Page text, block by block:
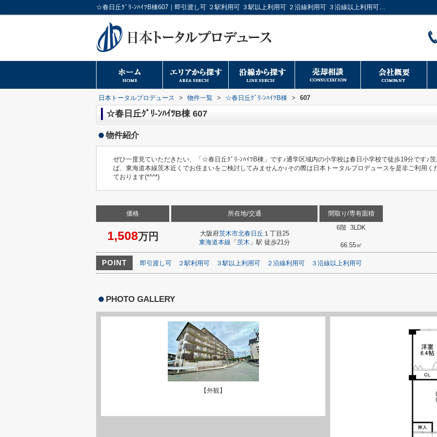
☆春日丘ｸﾞﾘ-ﾝﾊｲﾂB棟607｜即引渡し可 ２駅利用可 ３駅以上利用可 ２沿線利用可 ３沿線以上利用可｜大阪市のマンションや戸建てなどの不動産情報は日本トータルプロデュースへ
日本トータルプロデュース > 物件一覧 > ☆春日丘ｸﾞﾘ-ﾝﾊｲﾂB棟 > 607
☆春日丘ｸﾞﾘ-ﾝﾊｲﾂB棟 607
物件紹介
ぜひ一度見ていただきたい、「☆春日丘ｸﾞﾘ-ﾝﾊｲﾂB棟」です♪通学区域内の小学校は春日小学校で徒歩19分です♪
ば、東海道本線茨木近くでお住まいをご検討してみませんか♪その際は日本トータルプロデュースを是非ご利用
ております(*^^*)
価格
1,508万円
所在地/交通
大阪府茨木市北春日丘 １丁目25
東海道本線 「 茨木 」駅 徒歩21分
間取り/専有面積
6階 3LDK
66.55㎡
POINT 即引渡し可 ２駅利用可 ３駅以上利用可 ２沿線利用可 ３沿線以上利用可
PHOTO GALLERY
【外観】